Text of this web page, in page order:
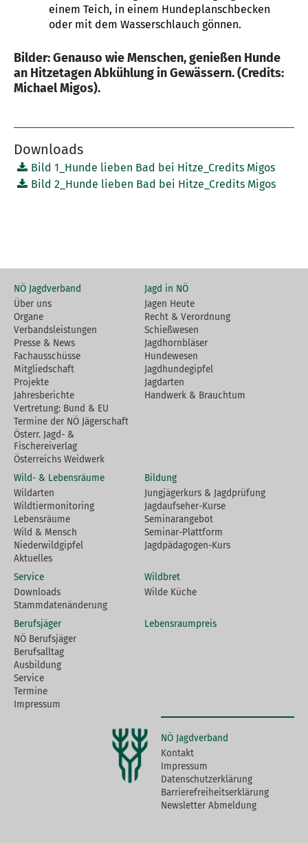
einem Teich, in einem Hundeplanschbecken
oder mit dem Wasserschlauch gönnen.
Bilder: Genauso wie Menschen, genießen Hunde
an Hitzetagen Abkühlung in Gewässern. (Credits:
Michael Migos).
Downloads
Bild 1_Hunde lieben Bad bei Hitze_Credits Migos
Bild 2_Hunde lieben Bad bei Hitze_Credits Migos
NÖ Jagdverband
Über uns
Organe
Verbandsleistungen
Presse & News
Fachausschüsse
Mitgliedschaft
Projekte
Jahresberichte
Vertretung: Bund & EU
Termine der NÖ Jägerschaft
Österr. Jagd- &
Fischereiverlag
Österreichs Weidwerk
Jagd in NÖ
Jagen Heute
Recht & Verordnung
Schießwesen
Jagdhornbläser
Hundewesen
Jagdhundegipfel
Jagdarten
Handwerk & Brauchtum
Wild- & Lebensräume
Wildarten
Wildtiermonitoring
Lebensräume
Wild & Mensch
Niederwildgipfel
Aktuelles
Bildung
Jungjägerkurs & Jagdprüfung
Jagdaufseher-Kurse
Seminarangebot
Seminar-Plattform
Jagdpädagogen-Kurs
Service
Downloads
Stammdatenänderung
Wildbret
Wilde Küche
Berufsjäger
NÖ Berufsjäger
Berufsalltag
Ausbildung
Service
Termine
Impressum
Lebensraumpreis
NÖ Jagdverband
Kontakt
Impressum
Datenschutzerklärung
Barrierefreiheitserklärung
Newsletter Abmeldung